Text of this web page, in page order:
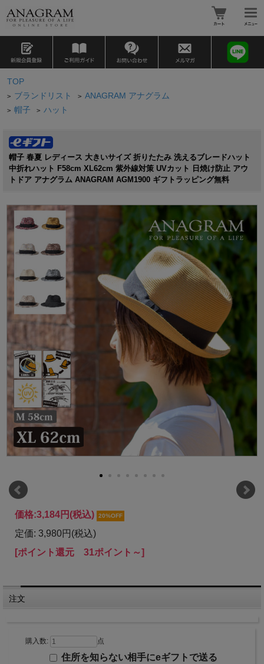
TOP
> ブランドリスト > ANAGRAM アナグラム
> 帽子 > ハット
帽子 春夏 レディース 大きいサイズ 折りたたみ 洗えるブレードハット
中折れハット F58cm XL62cm 紫外線対策 UVカット 日焼け防止 アウ
トドア アナグラム ANAGRAM AGM1900 ギフトラッピング無料
価格:3,184円 (税込) 20%OFF
定価: 3,980円(税込)
[ポイント還元 31ポイント～]
注文
購入数: 点
住所を知らない相手にeギフトで送る